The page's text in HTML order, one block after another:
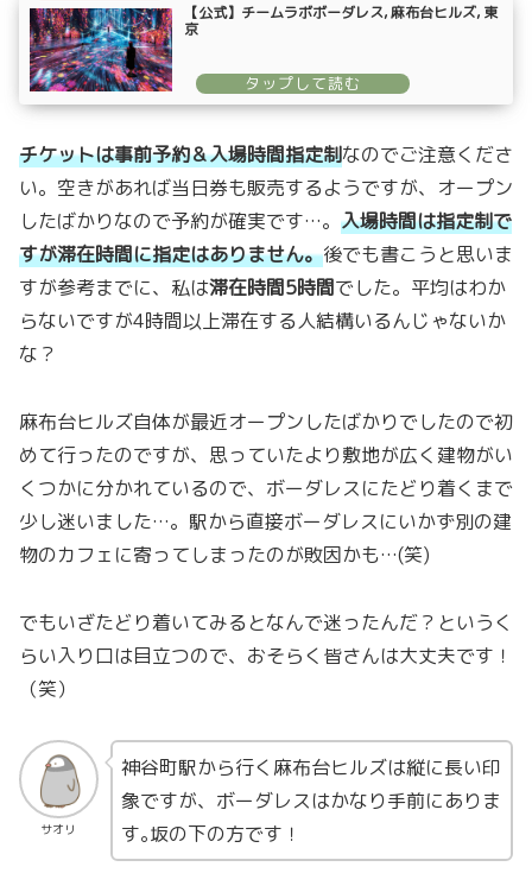
【公式】チームラボボーダレス, 麻布台ヒルズ, 東
京
チケットは事前予約＆入場時間指定制なのでご注意くださ
い。空きがあれば当日券も販売するようですが、オープン
したばかりなので予約が確実です…。 入場時間は指定制で
すが滞在時間に指定はありません。後でも書こうと思いま
すが参考までに、私は滞在時間5時間でした。平均はわか
らないですが4時間以上滞在する人結構いるんじゃないか
な？
麻布台ヒルズ自体が最近オープンしたばかりでしたので初
めて行ったのですが、思っていたより敷地が広く建物がい
くつかに分かれているので、ボーダレスにたどり着くまで
少し迷いました…。駅から直接ボーダレスにいかず別の建
物のカフェに寄ってしまったのが敗因かも…(笑)
でもいざたどり着いてみるとなんで迷ったんだ？というく
らい入り口は目立つので、おそらく皆さんは大丈夫です！
（笑）
サオリ
神谷町駅から行く麻布台ヒルズは縦に長い印
象ですが、ボーダレスはかなり手前にありま
す｡坂の下の方です！